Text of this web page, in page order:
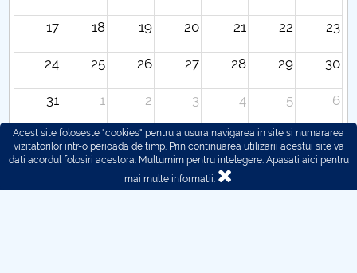
17 18 19 20 21 22 23
24 25 26 27 28 29 30
31 1 2 3 4 5 6
Acest site foloseste "cookies" pentru a usura navigarea in site si numararea
vizitatorilor intr-o perioada de timp. Prin continuarea utilizarii acestui site va
dati acordul folosiri acestora. Multumim pentru intelegere. Apasati aici pentru
mai multe informatii.